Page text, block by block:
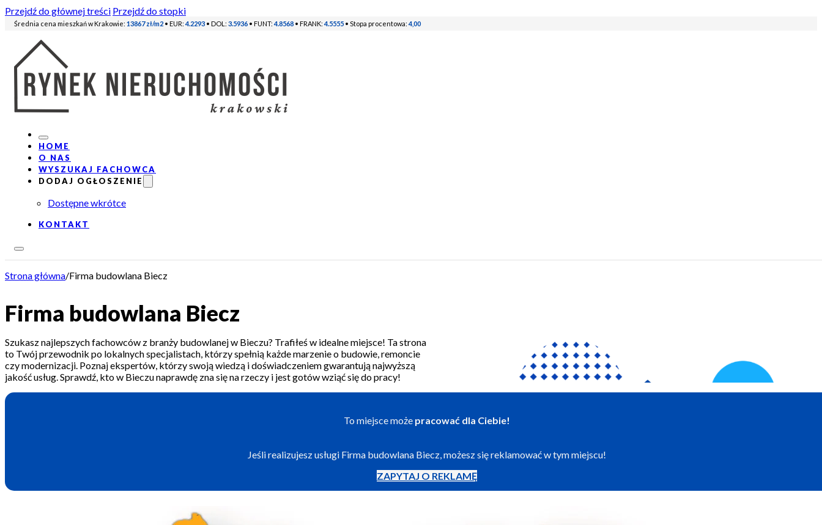
Przejdź do głównej treści Przejdź do stopki
Średnia cena mieszkań w Krakowie: 13867 zł/m2 • EUR: 4.2293 • DOL: 3.5936 • FUNT: 4.8568 • FRANK: 4.5555 • Stopa procentowa: 4,00
HOME
O NAS
WYSZUKAJ FACHOWCA
DODAJ OGŁOSZENIE
Dostępne wkrótce
KONTAKT
Strona główna/Firma budowlana Biecz
Firma budowlana Biecz
Szukasz najlepszych fachowców z branży budowlanej w Bieczu? Trafiłeś w idealne miejsce! Ta strona
to Twój przewodnik po lokalnych specjalistach, którzy spełnią każde marzenie o budowie, remoncie
czy modernizacji. Poznaj ekspertów, którzy swoją wiedzą i doświadczeniem gwarantują najwyższą
jakość usług. Sprawdź, kto w Bieczu naprawdę zna się na rzeczy i jest gotów wziąć się do pracy!
To miejsce może pracować dla Ciebie!
Jeśli realizujesz usługi Firma budowlana Biecz, możesz się reklamować w tym miejscu!
ZAPYTAJ O REKLAMĘ